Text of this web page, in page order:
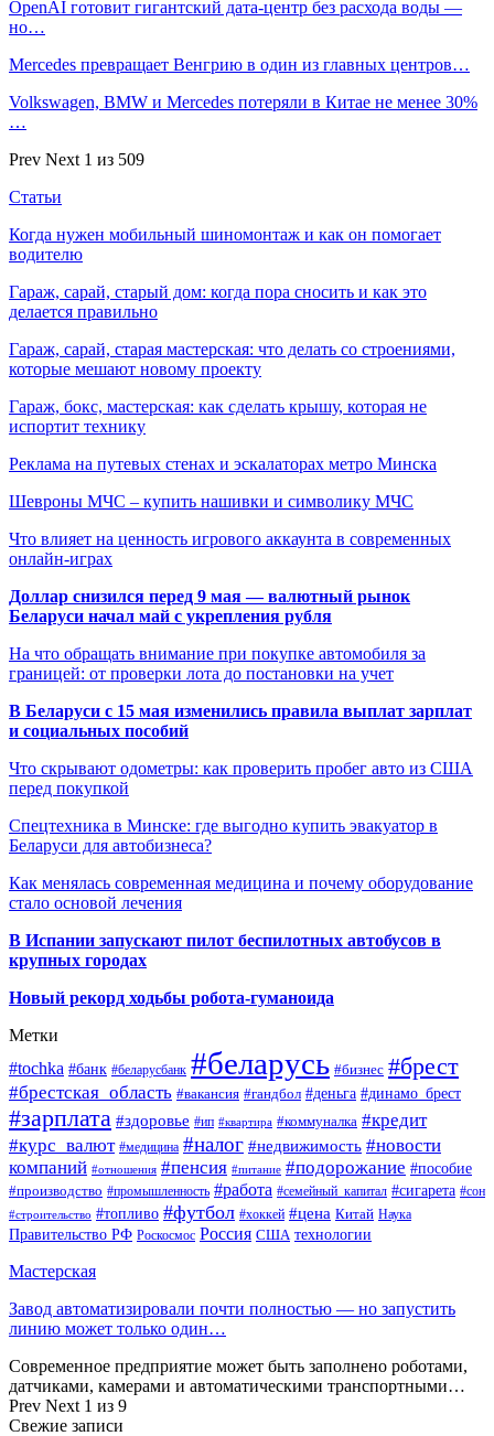
OpenAI готовит гигантский дата-центр без расхода воды —
но…
Mercedes превращает Венгрию в один из главных центров…
Volkswagen, BMW и Mercedes потеряли в Китае не менее 30%
…
Prev Next 1 из 509
Статьи
Когда нужен мобильный шиномонтаж и как он помогает
водителю
Гараж, сарай, старый дом: когда пора сносить и как это
делается правильно
Гараж, сарай, старая мастерская: что делать со строениями,
которые мешают новому проекту
Гараж, бокс, мастерская: как сделать крышу, которая не
испортит технику
Реклама на путевых стенах и эскалаторах метро Минска
Шевроны МЧС – купить нашивки и символику МЧС
Что влияет на ценность игрового аккаунта в современных
онлайн-играх
Доллар снизился перед 9 мая — валютный рынок
Беларуси начал май с укрепления рубля
На что обращать внимание при покупке автомобиля за
границей: от проверки лота до постановки на учет
В Беларуси с 15 мая изменились правила выплат зарплат
и социальных пособий
Что скрывают одометры: как проверить пробег авто из США
перед покупкой
Спецтехника в Минске: где выгодно купить эвакуатор в
Беларуси для автобизнеса?
Как менялась современная медицина и почему оборудование
стало основой лечения
В Испании запускают пилот беспилотных автобусов в
крупных городах
Новый рекорд ходьбы робота-гуманоида
Метки
#tochka #банк #беларусбанк #беларусь #бизнес #брест
#брестская_область #вакансия #гандбол #деньга #динамо_брест
#зарплата #здоровье #ип #квартира #коммуналка #кредит
#курс_валют #медицина #налог #недвижимость #новости
компаний #отношения #пенсия #питание #подорожание #пособие
#производство #промышленность #работа #семейный_капитал #сигарета #сон
#строительство #топливо #футбол #хоккей #цена Китай Наука
Правительство РФ Роскосмос Россия США технологии
Мастерская
Завод автоматизировали почти полностью — но запустить
линию может только один…
Современное предприятие может быть заполнено роботами,
датчиками, камерами и автоматическими транспортными…
Prev Next 1 из 9
Свежие записи